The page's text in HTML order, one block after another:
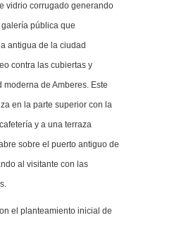
vidrio corrugado generando
pública que
antigua de la ciudad
contra las cubiertas y
de Amberes. Este
en la parte superior con la
y a una terraza
sobre el puerto antiguo de
al visitante con las
el planteamiento inicial de